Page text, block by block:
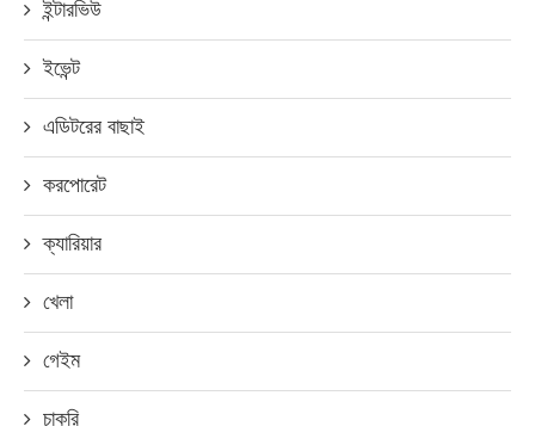
ইন্টারভিউ
ইভেন্ট
এডিটরের বাছাই
করপোরেট
ক্যারিয়ার
খেলা
গেইম
চাকরি